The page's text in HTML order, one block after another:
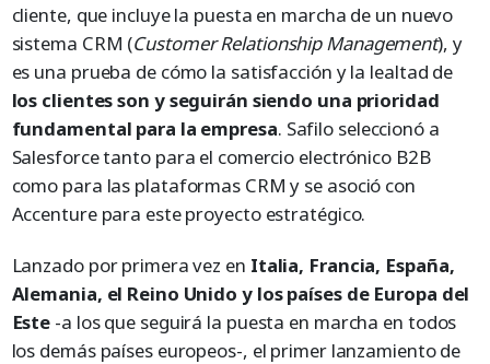
cliente, que incluye la puesta en marcha de un nuevo
sistema CRM (Customer Relationship Management), y
es una prueba de cómo la satisfacción y la lealtad de
los clientes son y seguirán siendo una prioridad
fundamental para la empresa. Safilo seleccionó a
Salesforce tanto para el comercio electrónico B2B
como para las plataformas CRM y se asoció con
Accenture para este proyecto estratégico.
Lanzado por primera vez en Italia, Francia, España,
Alemania, el Reino Unido y los países de Europa del
Este -a los que seguirá la puesta en marcha en todos
los demás países europeos-, el primer lanzamiento de